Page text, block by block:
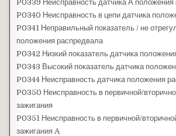
P0339 Неисправность датчика А положения
P0340 Неисправность в цепи датчика
P0341 Неправильный показатель / не
положения распредвала
P0342 Низкий показатель датчика
P0343 Высокий показатель датчика
P0344 Неисправность датчика положения
P0350 Неисправность в первичной/
зажигания
P0351 Неисправность в первичной/
зажигания A